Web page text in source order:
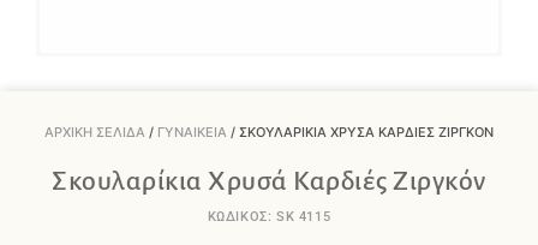
ΑΡΧΙΚΉ ΣΕΛΊΔΑ / ΓΥΝΑΙΚΕΊΑ / ΣΚΟΥΛΑΡΊΚΙΑ ΧΡΥΣΆ ΚΑΡΔΙΈΣ ΖΙΡΓΚΌΝ
Σκουλαρίκια Χρυσά Καρδιές Ζιργκόν
ΚΩΔΙΚΟΣ: SK 4115